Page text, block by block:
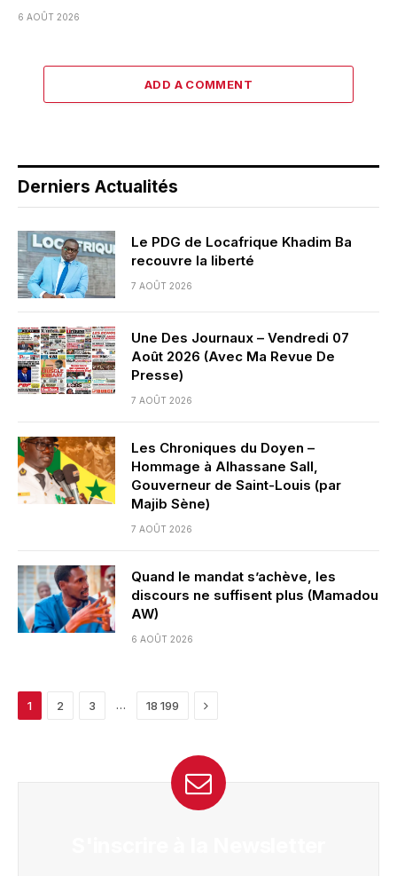
6 AOÛT 2026
ADD A COMMENT
Derniers Actualités
Le PDG de Locafrique Khadim Ba
recouvre la liberté
7 AOÛT 2026
Une Des Journaux – Vendredi 07
Août 2026 (Avec Ma Revue De
Presse)
7 AOÛT 2026
Les Chroniques du Doyen –
Hommage à Alhassane Sall,
Gouverneur de Saint-Louis (par
Majib Sène)
7 AOÛT 2026
Quand le mandat s’achève, les
discours ne suffisent plus (Mamadou
AW)
6 AOÛT 2026
1 2 3 … 18 199 Next